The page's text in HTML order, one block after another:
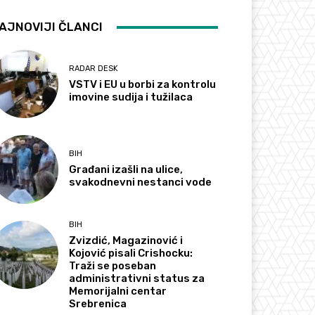
ČLANCI
RADAR DESK
VSTV i EU u borbi za kontrolu
imovine sudija i tužilaca
BIH
Građani izašli na ulice,
svakodnevni nestanci vode
BIH
Zvizdić, Magazinović i
Kojović pisali Crishocku:
Traži se poseban
administrativni status za
Memorijalni centar
Srebrenica